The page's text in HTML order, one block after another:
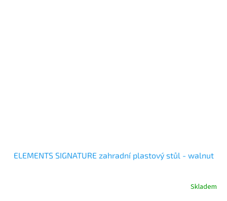
ELEMENTS SIGNATURE zahradní plastový stůl - walnut
Skladem